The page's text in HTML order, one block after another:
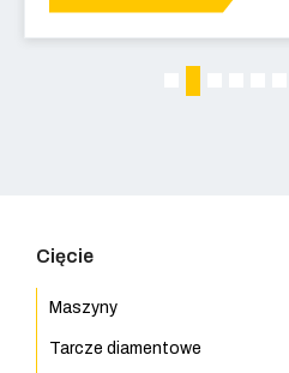
Cięcie
Maszyny
Tarcze diamentowe